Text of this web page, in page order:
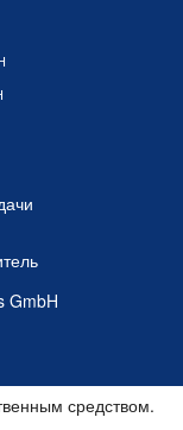
GmbH
средством.